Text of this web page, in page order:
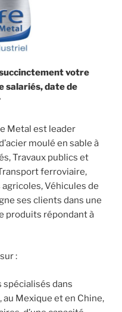
votre
salariés, date de
Metal est leader
moulé en sable à
Travaux publics et
ferroviaire,
Véhicules de
ses clients dans une
produits répondant à
:
dans
au Mexique et en Chine,